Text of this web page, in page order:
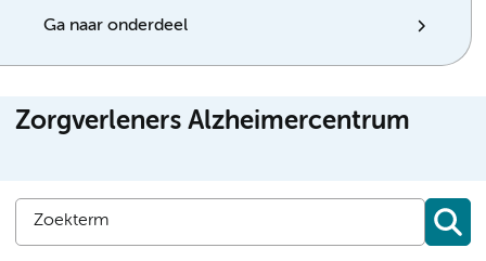
Ga naar onderdeel
Zorgverleners Alzheimercentrum